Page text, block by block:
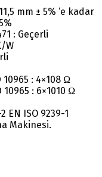
mm ± 5% ‘e kadar
: Geçerli
W
10965 : 4×108 Ω
10965 : 6×1010 Ω
EN ISO 9239-1
Makinesi.